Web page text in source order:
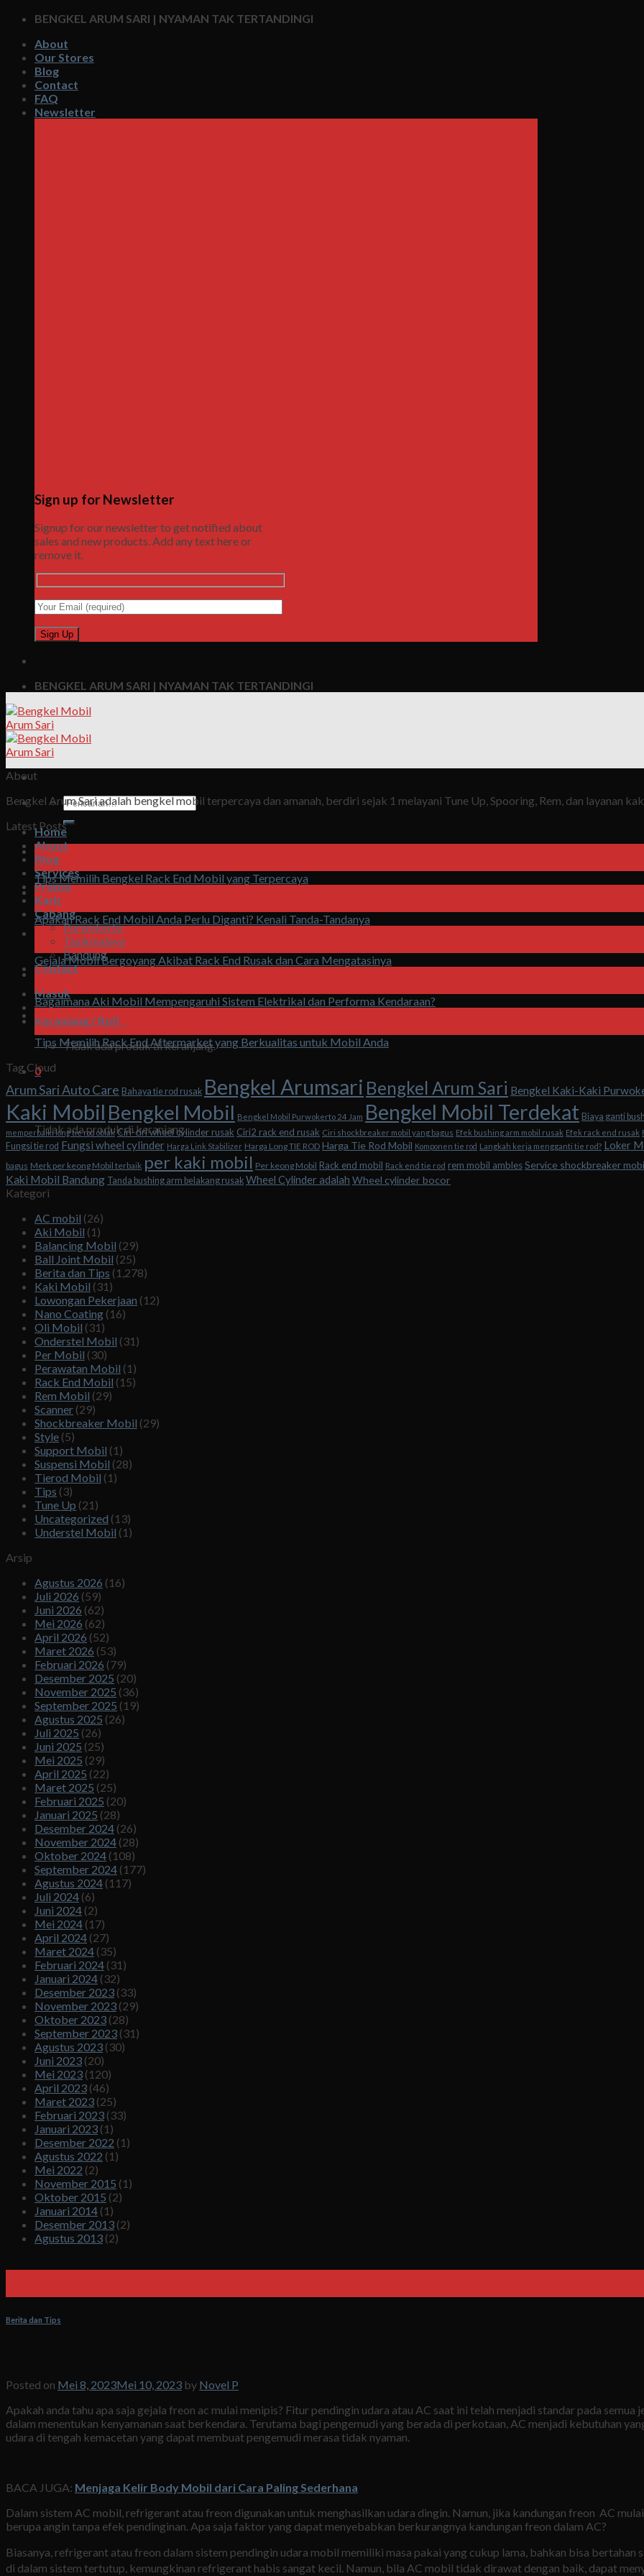
Skip
content
BENGKEL ARUM SARI | NYAMAN TAK TERTANDINGI
About
Our Stores
Blog
Contact
FAQ
Newsletter
Sign up for Newsletter
Signup for our newsletter to get notified about
sales and new products. Add any text here or
remove it.
BENGKEL ARUM SARI | NYAMAN TAK TERTANDINGI
Pencarian
untuk:
Home
About
Blog
Services
Promo
Karir
Cabang
Purwokerto
Tasikmalaya
Bandung
Contact
Masuk
Keranjang / Rp0
Tidak ada produk di keranjang.
0
Keranjang
Tidak ada produk di keranjang.
About
Bengkel Arum Sari adalah bengkel mobil terpercaya dan amanah, berdiri sejak 1 melayani Tune Up, Spooring, Rem, dan layanan
Latest Posts
08
Agu
Tips Memilih Bengkel Rack End Mobil yang Terpercaya
07
Agu
Apakah Rack End Mobil Anda Perlu Diganti? Kenali Tanda-Tandanya
Agu
Gejala Mobil Bergoyang Akibat Rack End Rusak dan Cara Mengatasinya
07
Agu
Bagaimana Aki Mobil Mempengaruhi Sistem Elektrikal dan Performa Kendaraan?
06
Agu
Tips Memilih Rack End Aftermarket yang Berkualitas untuk Mobil Anda
Tag Cloud
Arum Sari Auto Care Bahaya tie rod rusak Bengkel Arumsari Bengkel Arum Sari Bengkel Kaki-Kaki
Kaki Mobil Bengkel Mobil Bengkel Mobil Purwokerto 24 Jam Bengkel Mobil Terdekat Biaya ganti
memperbaiki long tie rod oblak Ciri-ciri wheel cylinder rusak Ciri2 rack end rusak Ciri shockbreaker mobil yang bagus Efek bushing arm mobil rusak Efek rack end rusak
Fungsi tie rod Fungsi wheel cylinder Harga Link Stabilizer Harga Long TIE ROD Harga Tie Rod Mobil Komponen tie rod Langkah kerja mengganti tie rod? Loker
bagus Merk per keong Mobil terbaik per kaki mobil Per keong Mobil Rack end mobil Rack end tie rod rem mobil amblesService shockbreaker
Kaki Mobil Bandung Tanda bushing arm belakang rusak Wheel Cylinder adalah Wheel cylinder bocor
Kategori
AC mobil (26)
Aki Mobil (1)
Balancing Mobil (29)
Ball Joint Mobil (25)
Berita dan Tips (1,278)
Kaki Mobil (31)
Lowongan Pekerjaan (12)
Nano Coating (16)
Oli Mobil (31)
Onderstel Mobil (31)
Per Mobil (30)
Perawatan Mobil (1)
Rack End Mobil (15)
Rem Mobil (29)
Scanner (29)
Shockbreaker Mobil (29)
Style (5)
Support Mobil (1)
Suspensi Mobil (28)
Tierod Mobil (1)
Tips (3)
Tune Up (21)
Uncategorized (13)
Understel Mobil (1)
Arsip
Agustus 2026 (16)
Juli 2026 (59)
Juni 2026 (62)
Mei 2026 (62)
April 2026 (52)
Maret 2026 (53)
Februari 2026 (79)
Desember 2025 (20)
November 2025 (36)
September 2025 (19)
Agustus 2025 (26)
Juli 2025 (26)
Juni 2025 (25)
Mei 2025 (29)
April 2025 (22)
Maret 2025 (25)
Februari 2025 (20)
Januari 2025 (28)
Desember 2024 (26)
November 2024 (28)
Oktober 2024 (108)
September 2024 (177)
Agustus 2024 (117)
Juli 2024 (6)
Juni 2024 (2)
Mei 2024 (17)
April 2024 (27)
Maret 2024 (35)
Februari 2024 (31)
Januari 2024 (32)
Desember 2023 (33)
November 2023 (29)
Oktober 2023 (28)
September 2023 (31)
Agustus 2023 (30)
Juni 2023 (20)
Mei 2023 (120)
April 2023 (46)
Maret 2023 (25)
Februari 2023 (33)
Januari 2023 (1)
Desember 2022 (1)
Agustus 2022 (1)
Mei 2022 (2)
November 2015 (1)
Oktober 2015 (2)
Januari 2014 (1)
Desember 2013 (2)
Agustus 2013 (2)
Berita dan Tips
Posted on Mei 8, 2023Mei 10, 2023 by Novel P
Apakah anda tahu apa saja gejala freon ac mulai menipis? Fitur pendingin udara atau AC saat ini telah menjadi standar pada
dalam menentukan kenyamanan saat berkendara. Terutama bagi pengemudi yang berada di perkotaan, AC menjadi kebutuhan
udara di tengah kemacetan yang dapat membuat pengemudi merasa tidak nyaman.
BACA JUGA: Menjaga Kelir Body Mobil dari Cara Paling Sederhana
Dalam sistem AC mobil, refrigerant atau freon digunakan untuk menghasilkan udara dingin. Namun, jika kandungan freon AC
berupa angin tanpa efek pendinginan. Apa saja faktor yang dapat menyebabkan berkurangnya kandungan freon dalam AC?
Biasanya, refrigerant atau freon dalam sistem pendingin udara mobil memiliki masa pakai yang cukup lama, bahkan bisa
di dalam sistem tertutup, kemungkinan refrigerant habis sangat kecil. Namun, bila AC mobil tidak dirawat dengan baik, dapat